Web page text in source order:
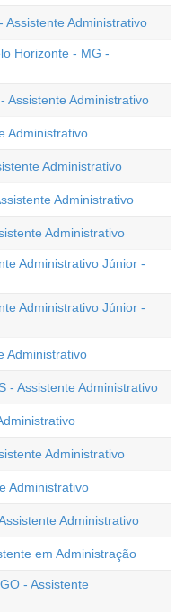
Assistente Administrativo
Horizonte - MG -
Assistente Administrativo
Administrativo
Administrativo
Administrativo
Administrativo
Administrativo Júnior -
Administrativo Júnior -
Administrativo
- Assistente Administrativo
Administrativo
Administrativo
Administrativo
em Administração
- Assistente